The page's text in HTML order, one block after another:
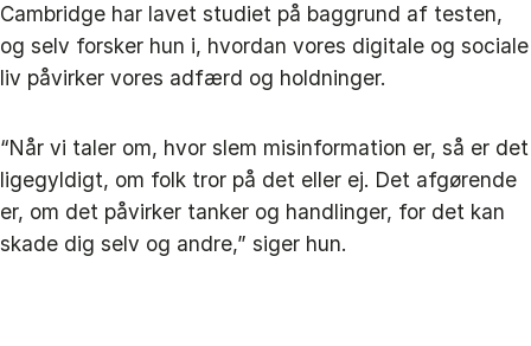
Cambridge har lavet studiet på baggrund af testen,
og selv forsker hun i, hvordan vores digitale og sociale
liv påvirker vores adfærd og holdninger.
“Når vi taler om, hvor slem misinformation er, så er det
ligegyldigt, om folk tror på det eller ej. Det afgørende
er, om det påvirker tanker og handlinger, for det kan
skade dig selv og andre,” siger hun.